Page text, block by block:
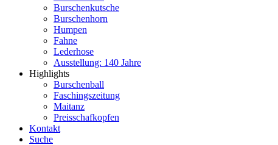
Burschenkutsche
Burschenhorn
Humpen
Fahne
Lederhose
Ausstellung: 140 Jahre
Highlights
Burschenball
Faschingszeitung
Maitanz
Preisschafkopfen
Kontakt
Suche